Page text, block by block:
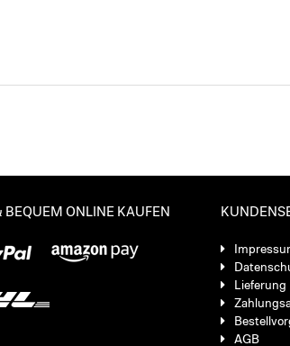
BEQUEM ONLINE KAUFEN
Lieferung
AGB